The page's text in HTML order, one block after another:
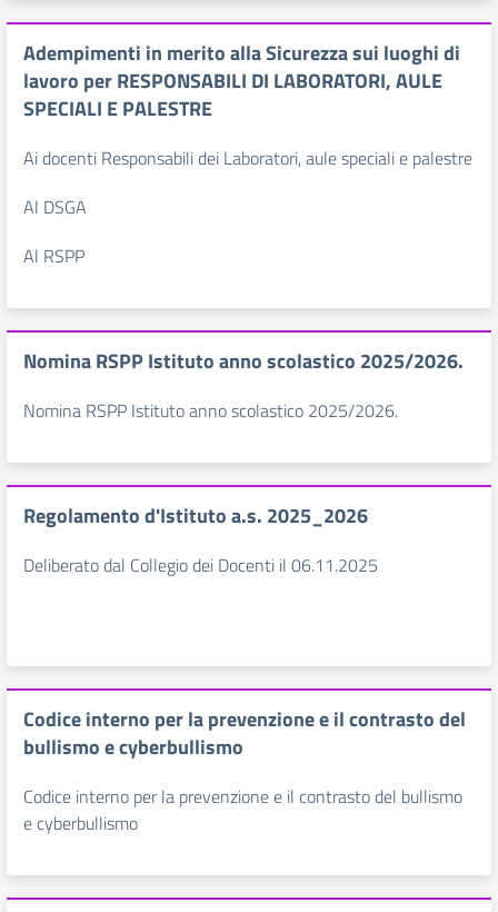
Adempimenti in merito alla Sicurezza sui luoghi di
lavoro per RESPONSABILI DI LABORATORI, AULE
SPECIALI E PALESTRE
Ai docenti Responsabili dei Laboratori, aule speciali e palestre
Al DSGA
Al RSPP
Nomina RSPP Istituto anno scolastico 2025/2026.
Nomina RSPP Istituto anno scolastico 2025/2026.
Regolamento d'Istituto a.s. 2025_2026
Deliberato dal Collegio dei Docenti il 06.11.2025
Codice interno per la prevenzione e il contrasto del
bullismo e cyberbullismo
Codice interno per la prevenzione e il contrasto del bullismo
e cyberbullismo